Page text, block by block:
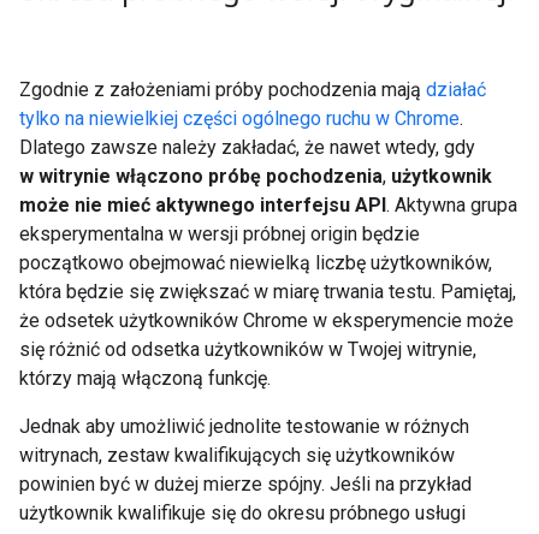
Zgodnie z założeniami próby pochodzenia mają działać
tylko na niewielkiej części ogólnego ruchu w Chrome.
Dlatego zawsze należy zakładać, że nawet wtedy, gdy
w witrynie włączono próbę pochodzenia, użytkownik
może nie mieć aktywnego interfejsu API. Aktywna grupa
eksperymentalna w wersji próbnej origin będzie
początkowo obejmować niewielką liczbę użytkowników,
która będzie się zwiększać w miarę trwania testu. Pamiętaj,
że odsetek użytkowników Chrome w eksperymencie może
się różnić od odsetka użytkowników w Twojej witrynie,
którzy mają włączoną funkcję.
Jednak aby umożliwić jednolite testowanie w różnych
witrynach, zestaw kwalifikujących się użytkowników
powinien być w dużej mierze spójny. Jeśli na przykład
użytkownik kwalifikuje się do okresu próbnego usługi